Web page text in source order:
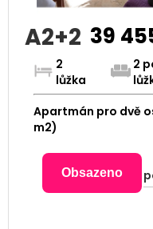
A2+2 39
2
lůžka
2
Apartmán pro dvě
m2)
Obsazeno